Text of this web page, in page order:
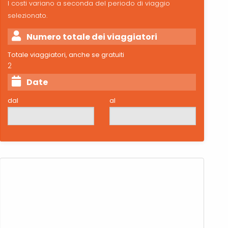
I costi variano a seconda del periodo di viaggio
selezionato.
Numero totale dei viaggiatori
Totale viaggiatori, anche se gratuiti
2
Date
dal al